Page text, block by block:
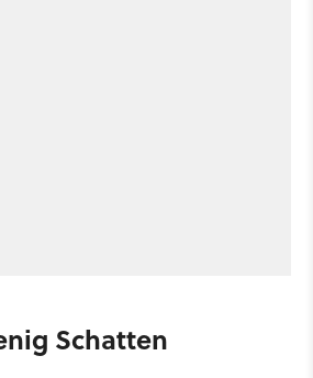
Schatten